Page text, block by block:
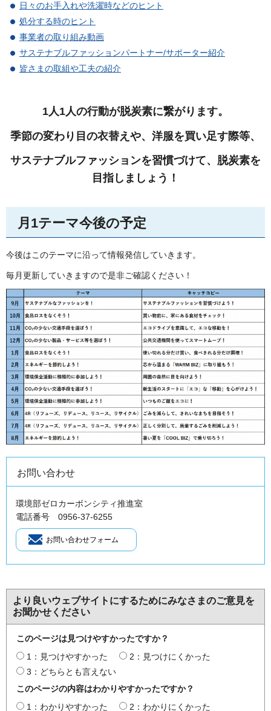
日々のお手入れや洗濯時などのヒント
処分する時のヒント
事業者の取り組み動画
サステナブルファッションパートナー/サポーター紹介
皆さまの取組や工夫の紹介
1人1人の行動が脱炭素に繋がります。
季節の変わり目の衣替えや、洋服を買い足す際等、
サステナブルファッションを習慣づけて、 脱炭素を
目指しましょう！
月1テーマ今後の予定
今後はこのテーマに沿って情報発信していきます。
毎月更新していきますので是非ご確認ください！
お問い合わせ
環境部ゼロカーボンシティ推進室
電話番号 0956-37-6255
より良いウェブサイトにするためにみなさまのご意見を
お聞かせください
このページは見つけやすかったですか？
1：見つけやすかった
2：見つけにくかった
3：どちらとも言えない
このページの内容はわかりやすかったですか？
1：わかりやすかった
2：わかりにくかった